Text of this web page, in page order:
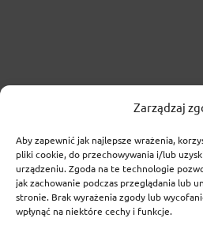
Zarządzaj
Aby zapewnić jak najlepsze wrażenia,
pliki cookie, do przechowywania i/lub
urządzeniu. Zgoda na te technologie
jak zachowanie podczas przeglądania lub
stronie. Brak wyrażenia zgody lub
wpłynąć na niektóre cechy i funkcje.